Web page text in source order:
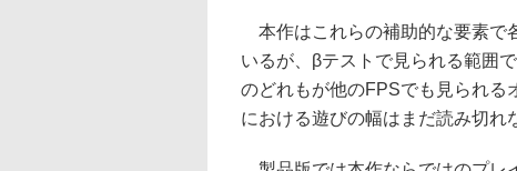
本作はこれらの補助的な要素で
いるが、βテストで見られる範囲
のどれもが他のFPSでも見られる
における遊びの幅はまだ読み切れ